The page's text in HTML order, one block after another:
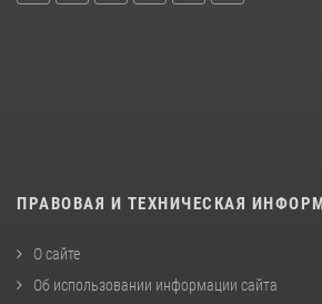
ПРАВОВАЯ И ТЕХНИЧЕСКАЯ
О сайте
Об использовании информации сайта